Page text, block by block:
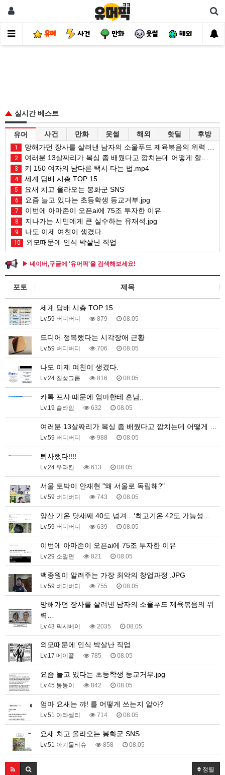
유머 사건 만화 웃썰 해외 핫
실시간 베스트
유머 사건 만화 웃썰 해외 핫딜 후방
1 망해가던 장사를 살려낸 남자의 소울푸드 제육볶음의 위력 ㅋㅋ
2 여러분 13살짜리가 복싱 좀 배웠다고 깝치는데 어떻게 할까요?
3 키 150 여자의 남다른 택시 타는 법.mp4
4 세계 담배 시총 TOP 15
5 요새 치고 올라오는 봉화군 SNS
6 요즘 늘고 있다는 초등학생 등교거부.jpg
7 이번에 아마존이 오픈ai에 75조 투자한 이유
8 지나가는 시민에게 큰 실수하는 유재석.jpg
9 나도 이제 여친이 생겼다.
10 외모때문에 인식 박살난 직업
▶ 네이버,구글에 '유머픽'을 검색해보세요!
포토 제목
세계 담배 시총 TOP 15
Lv.59 버디버디 879 08.05
드디어 정복했다는 시각장애 근황
Lv.59 버디버디 706 08.05
나도 이제 여친이 생겼다.
Lv.24 칠성그룹 816 08.05
카톡 프사 때문에 엄마한테 혼남;;
Lv.19 슬라임 632 08.05
여러분 13살짜리가 복싱 좀 배웠다고 깝치는데 어떻게 …
Lv.59 버디버디 988 08.05
퇴사했다!!!!
Lv.24 우라칸 613 08.05
서울 토박이 안재현 "왜 서울로 독립해?"
Lv.59 버디버디 743 08.05
양산 기온 닷새째 40도 넘겨…‘최고기온 42도 가능성…
Lv.59 버디버디 639 08.05
이번에 아마존이 오픈ai에 75조 투자한 이유
Lv.29 소밀면 821 08.05
백종원이 알려주는 가장 최악의 창업과정 .JPG
Lv.59 버디버디 755 08.05
망해가던 장사를 살려낸 남자의 소울푸드 제육볶음의 위
력…
Lv.43 픽시베이 2035 08.05
외모때문에 인식 박살난 직업
Lv.17 메이플 785 08.05
요즘 늘고 있다는 초등학생 등교거부.jpg
Lv.45 몽둥이 842 08.05
엄마 요새는 꺄! 를 어떻게 쓰는지 알아?
Lv.51 아라셀리 714 08.05
요새 치고 올라오는 봉화군 SNS
Lv.51 아기물티슈 858 08.05
정렬